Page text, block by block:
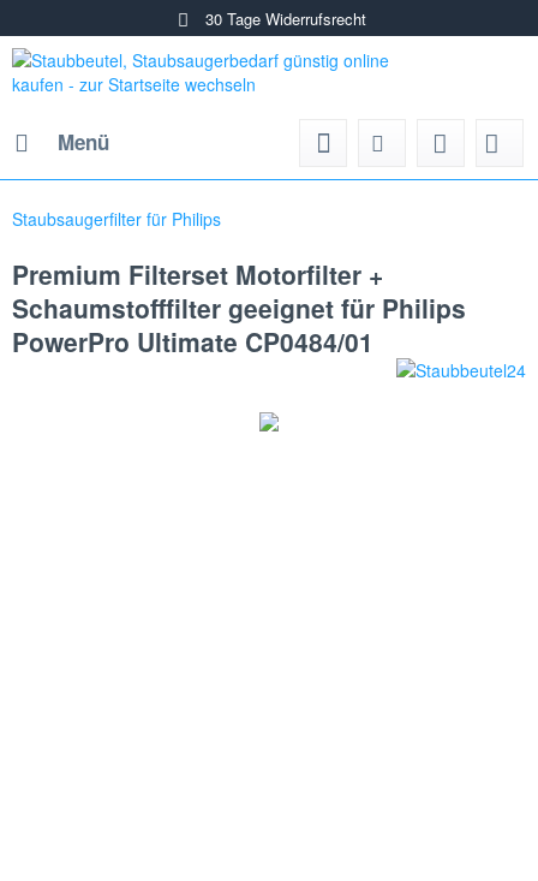
30 Tage Widerrufsrecht
Menü
Staubsaugerfilter für Philips
Premium Filterset Motorfilter +
Schaumstofffilter geeignet für Philips
PowerPro Ultimate CP0484/01